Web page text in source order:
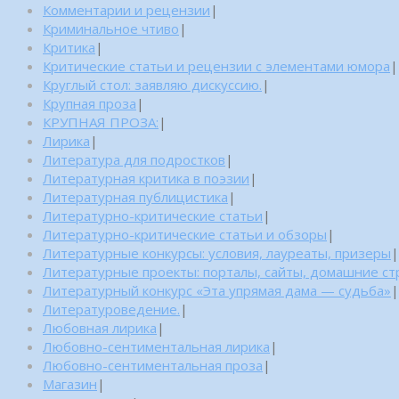
Комментарии и рецензии |
Криминальное чтиво |
Критика |
Критические статьи и рецензии с элементами юмора |
Круглый стол: заявляю дискуссию. |
Крупная проза |
КРУПНАЯ ПРОЗА: |
Лирика |
Литература для подростков |
Литературная критика в поэзии |
Литературная публицистика |
Литературно-критические статьи |
Литературно-критические статьи и обзоры |
Литературные конкурсы: условия, лауреаты, призеры |
Литературные проекты: порталы, сайты, домашние
Литературный конкурс «Эта упрямая дама — судьба» |
Литературоведение. |
Любовная лирика |
Любовно-сентиментальная лирика |
Любовно-сентиментальная проза |
Магазин |